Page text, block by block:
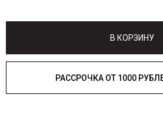
В КОРЗИНУ